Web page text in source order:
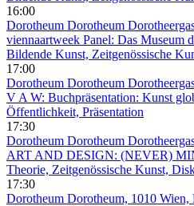
16:00
Dorotheum Dorotheum
viennaartweek Panel: Das Museum
Bildende Kunst, Zeitgenössische
17:00
Dorotheum Dorotheum
V A W: Buchpräsentation: Kunst
Öffentlichkeit, Präsentation
17:30
Dorotheum Dorotheum
ART AND DESIGN: (NEVER)
Theorie, Zeitgenössische Kunst,
17:30
Dorotheum Dorotheum, 1010 Wien,